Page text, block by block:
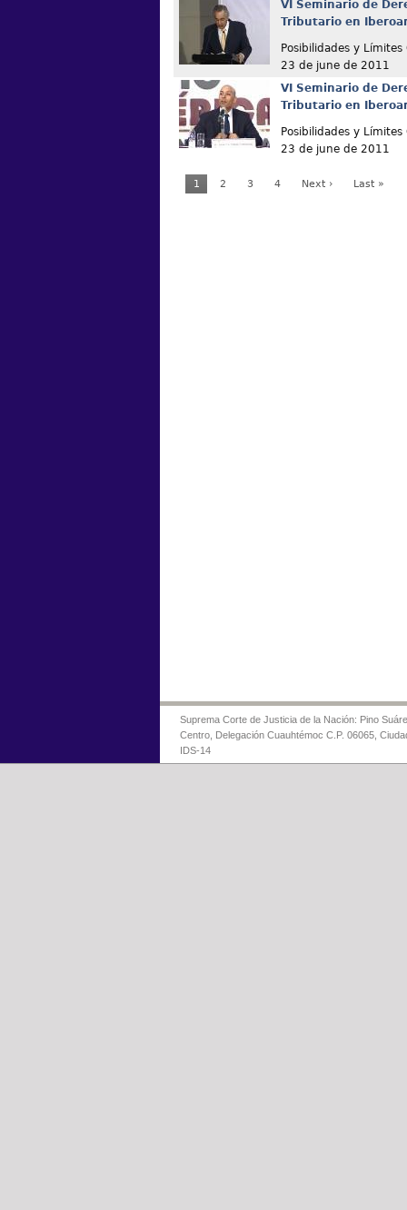
VI Seminario de
Tributario en
Posibilidades y
23 de june de 2011
VI Seminario de
Tributario en
Posibilidades y
23 de june de 2011
1 2 3 4 Next › Last »
Suprema Corte de Justicia de la Nación: Pino
Centro, Delegación Cuauhtémoc C.P. 06065,
IDS-14